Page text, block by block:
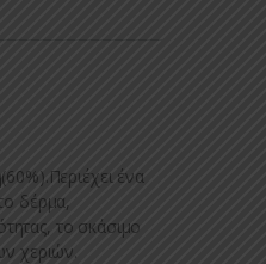
ένα
δέρμα,
το σκάσιμο
χεριών.